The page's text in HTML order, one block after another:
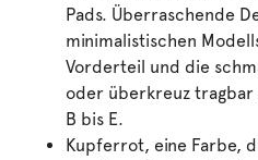
Pads. Überraschende
minimalistischen
Vorderteil und die
oder überkreuz tragbar
B bis E.
Kupferrot, eine Farbe,